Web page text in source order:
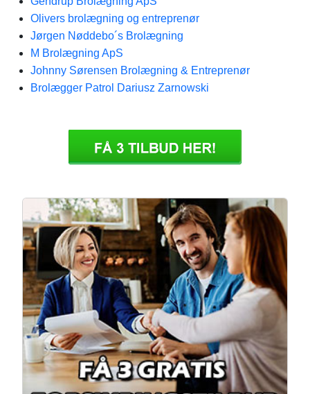
Olivers brolægning og entreprenør
Jørgen Nøddebo´s Brolægning
M Brolægning ApS
Johnny Sørensen Brolægning & Entreprenør
Brolægger Patrol Dariusz Zarnowski